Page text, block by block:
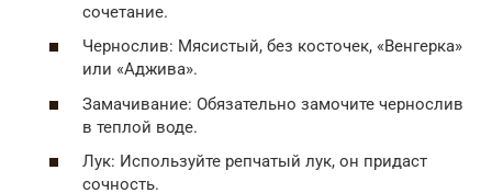
сочетание.
Чернослив: Мясистый, без косточек, «Венгерка»
или «Аджива».
Замачивание: Обязательно замочите чернослив
в теплой воде.
Лук: Используйте репчатый лук, он придаст
сочность.